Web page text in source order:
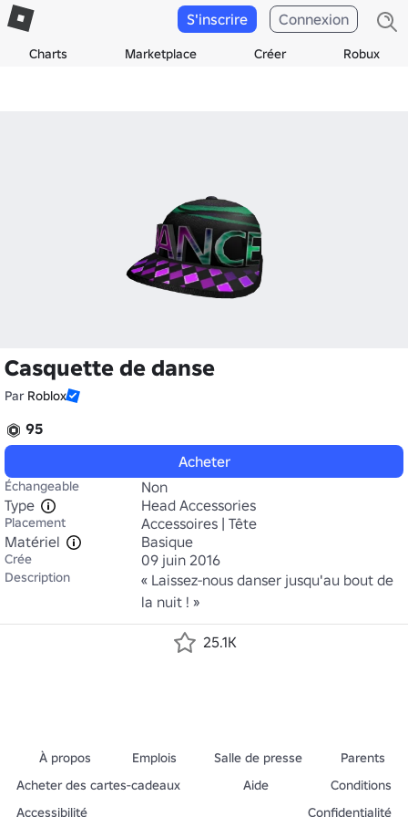
Charts Marketplace Créer Robux
S'inscrire Connexion
Casquette de danse
Par Roblox
95
Acheter
Échangeable
Non
Type
Head Accessories
Placement
Accessoires | Tête
Matériel
Basique
Crée 09 juin 2016
Description
« Laissez-nous danser jusqu'au bout de
la nuit ! »
25.1K
À propos Emplois Salle de presse
Parents
Acheter des cartes-cadeaux
Aide
Conditions
Accessibilité
Confidentialité